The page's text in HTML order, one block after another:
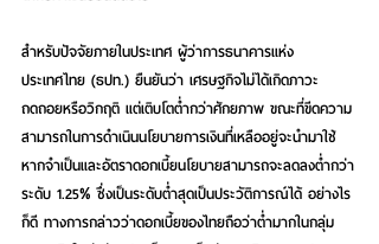
สำหรับปัจจัยภายในประเทศ ผู้ว่าการธนาคารแห่ง
ประเทศไทย (ธปท.) ยืนยันว่า เศรษฐกิจไม่ได้เกิดภาวะ
ถดถอยหรือวิกฤติ แต่เติบโตต่ำกว่าศักยภาพ ขณะที่ขีดความ
สามารถในการดำเนินนโยบายการเงินที่เหลืออยู่จะนำมาใช้
หากจำเป็นและอัตราดอกเบี้ยนโยบายสามารถจะลดลงต่ำกว่า
ระดับ 1.25% ซึ่งเป็นระดับต่ำสุดเป็นประวัติการณ์ได้ อย่างไร
ก็ดี ทางการกล่าวว่าดอกเบี้ยของไทยถือว่าต่ำมากในกลุ่ม